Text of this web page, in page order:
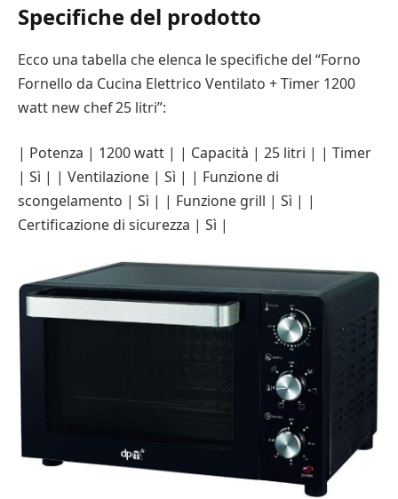
Specifiche del prodotto
Ecco una tabella che elenca le specifiche del “Forno
Fornello da Cucina Elettrico Ventilato + Timer 1200
watt new chef 25 litri”:
| Potenza | 1200 watt | | Capacità | 25 litri | | Timer
| Sì | | Ventilazione | Sì | | Funzione di
scongelamento | Sì | | Funzione grill | Sì | |
Certificazione di sicurezza | Sì |